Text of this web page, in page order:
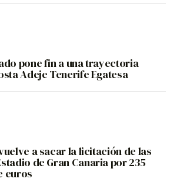
pone fin a una trayectoria
Adeje Tenerife Egatesa
a sacar la licitación de las
de Gran Canaria por 235
euros